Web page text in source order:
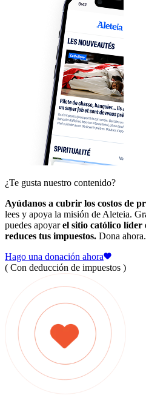
¿Te gusta nuestro contenido?
Ayúdanos a cubrir los costos de
lees y apoya la misión de Aleteia.
puedes apoyarel sitio católico líder
reduces tus impuestos. Dona ahora.
Hago una donación ahora
( Con deducción de impuestos )